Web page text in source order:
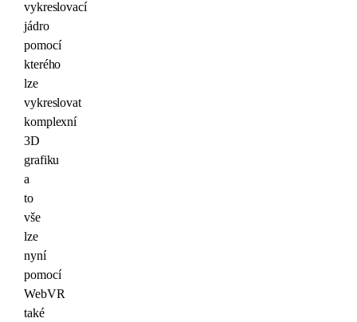
vykreslovací
jádro
pomocí
kterého
lze
vykreslovat
komplexní
3D
grafiku
a
to
vše
lze
nyní
pomocí
WebVR
také